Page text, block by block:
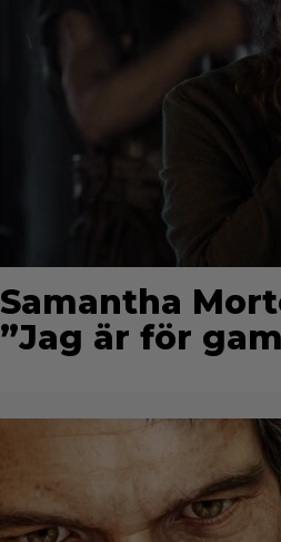
Samantha
”Jag är för